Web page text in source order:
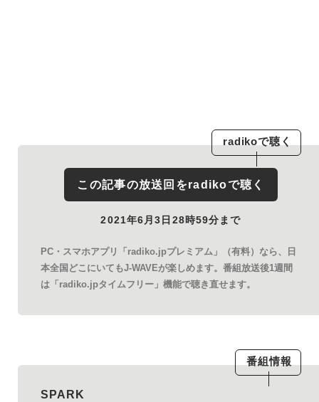
radikoで聴く
この記事の放送回をradikoで聴く
2021年6月3日28時59分まで
PC・スマホアプリ「radiko.jpプレミアム」（有料）なら、日
本全国どこにいてもJ-WAVEが楽しめます。番組放送後1週間
は「radiko.jpタイムフリー」機能で聴き直せます。
番組情報
SPARK